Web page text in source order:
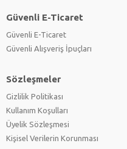
Güvenli E-Ticaret
Güvenli E-Ticaret
Güvenli Alışveriş İpuçları
Sözleşmeler
Gizlilik Politikası
Kullanım Koşulları
Üyelik Sözleşmesi
Kişisel Verilerin Korunması